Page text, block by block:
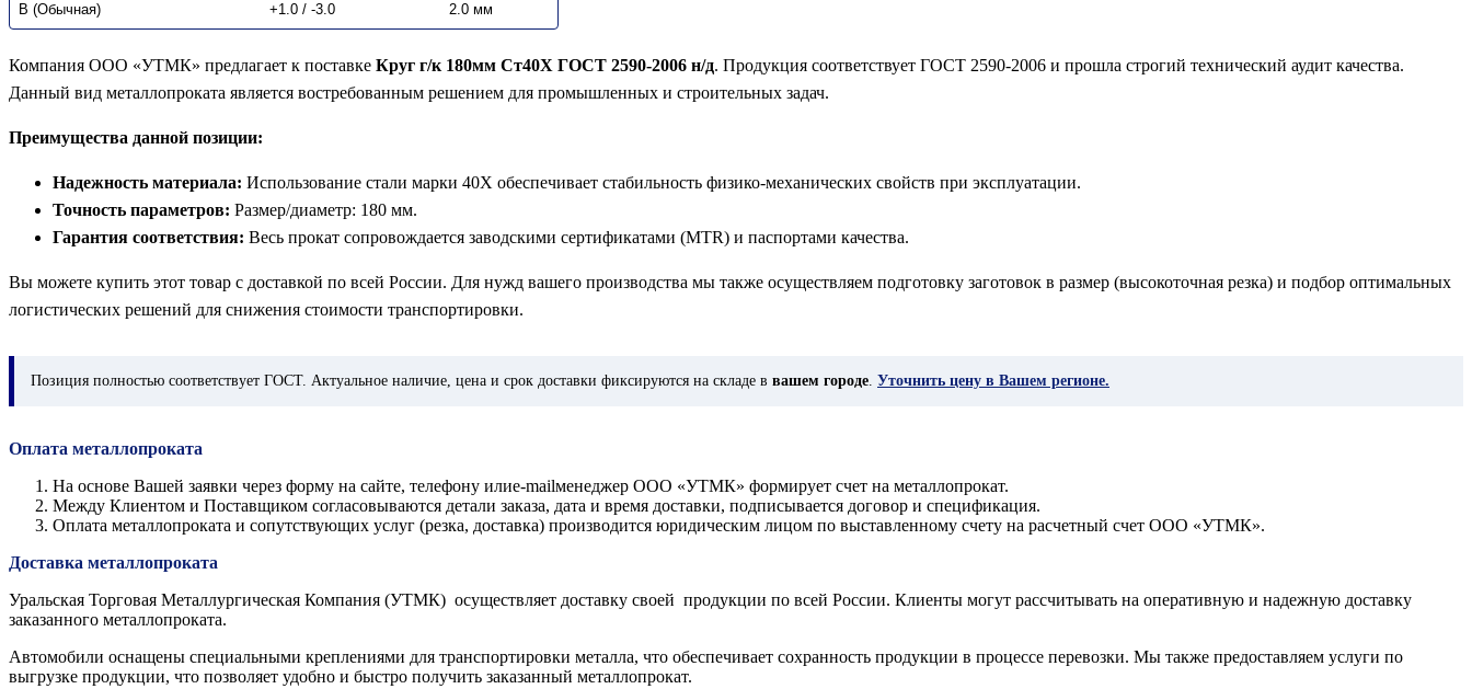
В (Обычная) +1.0 / -3.0 2.0 мм
Компания ООО «УТМК» предлагает к поставке Круг г/к 180мм Ст40Х ГОСТ 2590-2006 н/д. Продукция соответствует ГОСТ 2590-2006 и прошла строгий технический аудит качества.
Данный вид металлопроката является востребованным решением для промышленных и строительных задач.
Преимущества данной позиции:
Надежность материала: Использование стали марки 40Х обеспечивает стабильность физико-механических свойств при эксплуатации.
Точность параметров: Размер/диаметр: 180 мм.
Гарантия соответствия: Весь прокат сопровождается заводскими сертификатами (MTR) и паспортами качества.
Вы можете купить этот товар с доставкой по всей России. Для нужд вашего производства мы также осуществляем подготовку заготовок в размер (высокоточная резка) и подбор оптимальных
логистических решений для снижения стоимости транспортировки.
Позиция полностью соответствует ГОСТ. Актуальное наличие, цена и срок доставки фиксируются на складе в вашем городе. Уточнить цену в Вашем регионе.
Оплата металлопроката
На основе Вашей заявки через форму на сайте, телефону илиe-mailменеджер ООО «УТМК» формирует счет на металлопрокат.
Между Клиентом и Поставщиком согласовываются детали заказа, дата и время доставки, подписывается договор и спецификация.
Оплата металлопроката и сопутствующих услуг (резка, доставка) производится юридическим лицом по выставленному счету на расчетный счет ООО «УТМК».
Доставка металлопроката
Уральская Торговая Металлургическая Компания (УТМК) осуществляет доставку своей продукции по всей России. Клиенты могут рассчитывать на оперативную и надежную доставку
заказанного металлопроката.
Автомобили оснащены специальными креплениями для транспортировки металла, что обеспечивает сохранность продукции в процессе перевозки. Мы также предоставляем услуги по
выгрузке продукции, что позволяет удобно и быстро получить заказанный металлопрокат.